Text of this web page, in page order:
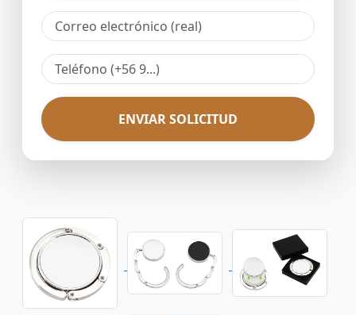
ENVIAR SOLICITUD